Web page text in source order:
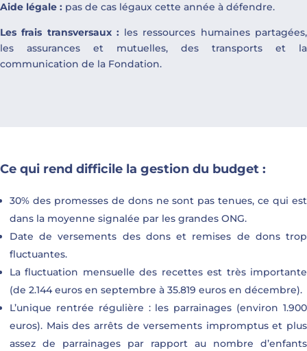
Aide légale : pas de cas légaux cette année à défendre.
Les frais transversaux : les ressources humaines partagées,
les assurances et mutuelles, des transports et la
communication de la Fondation.
Ce qui rend difficile la gestion du budget :
30% des promesses de dons ne sont pas tenues, ce qui est
dans la moyenne signalée par les grandes ONG.
Date de versements des dons et remises de dons trop
fluctuantes.
La fluctuation mensuelle des recettes est très importante
(de 2.144 euros en septembre à 35.819 euros en décembre).
L’unique rentrée régulière : les parrainages (environ 1.900
euros). Mais des arrêts de versements impromptus et plus
assez de parrainages par rapport au nombre d’enfants